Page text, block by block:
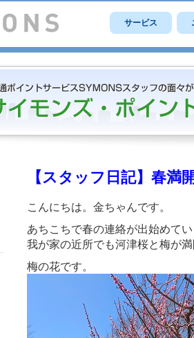
サービス
【スタッフ日記】春満
こんにちは。金ちゃんです。
あちこちで春の連絡が出始めて
我が家の近所でも河津桜と梅が
梅の花です。